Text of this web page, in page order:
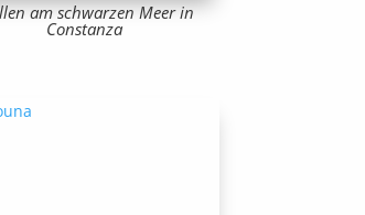
am schwarzen Meer in
Constanza